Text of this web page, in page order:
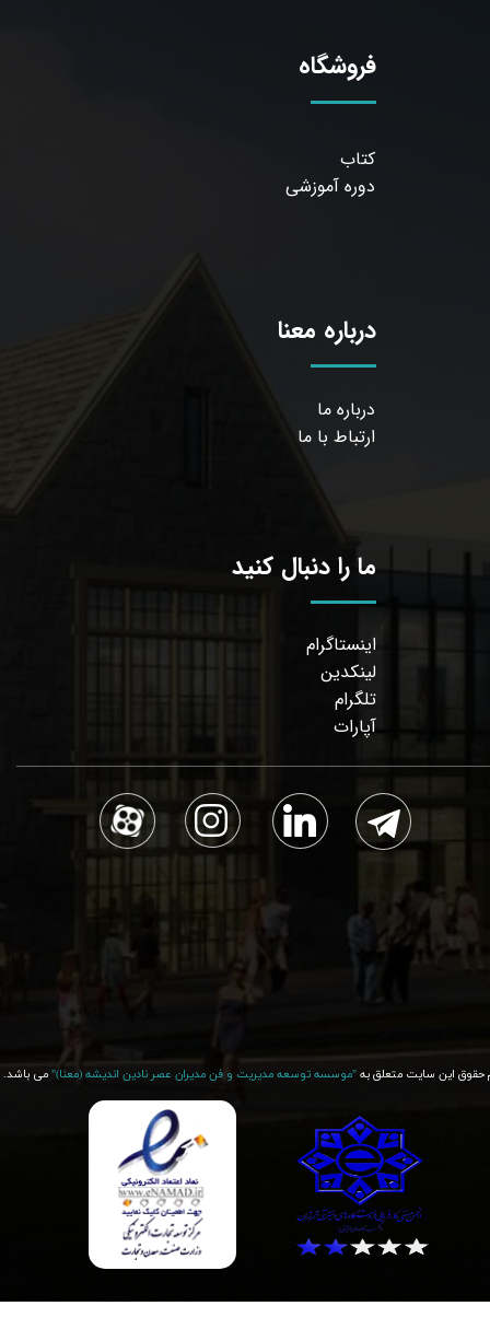
فروشگاه
کتاب
دوره آموزشی
درباره معنا
درباره ما
ارتباط با ما
ما را دنبال کنید
اینستاگرام
لینکدین
تلگرام
آپارات
حقوق این سایت متعلق به "موسسه توسعه مدیریت و فن مدیران عصر نادین اندیشه (معنا)"​​​​​​​ می باشد.